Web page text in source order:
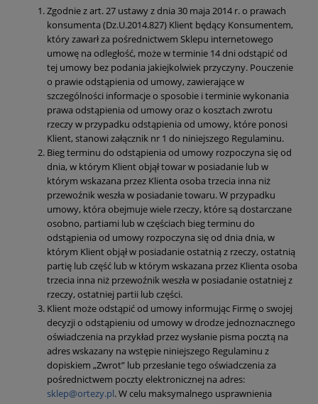
Zgodnie z art. 27 ustawy z dnia 30 maja 2014 r. o prawach
konsumenta (Dz.U.2014.827) Klient będący Konsumentem,
który zawarł za pośrednictwem Sklepu internetowego
umowę na odległość, może w terminie 14 dni odstąpić od
tej umowy bez podania jakiejkolwiek przyczyny. Pouczenie
o prawie odstąpienia od umowy, zawierające w
szczególności informacje o sposobie i terminie wykonania
prawa odstąpienia od umowy oraz o kosztach zwrotu
rzeczy w przypadku odstąpienia od umowy, które ponosi
Klient, stanowi załącznik nr 1 do niniejszego Regulaminu.
Bieg terminu do odstąpienia od umowy rozpoczyna się od
dnia, w którym Klient objął towar w posiadanie lub w
którym wskazana przez Klienta osoba trzecia inna niż
przewoźnik weszła w posiadanie towaru. W przypadku
umowy, która obejmuje wiele rzeczy, które są dostarczane
osobno, partiami lub w częściach bieg terminu do
odstąpienia od umowy rozpoczyna się od dnia dnia, w
którym Klient objął w posiadanie ostatnią z rzeczy, ostatnią
partię lub część lub w którym wskazana przez Klienta osoba
trzecia inna niż przewoźnik weszła w posiadanie ostatniej z
rzeczy, ostatniej partii lub części.
Klient może odstąpić od umowy informując Firmę o swojej
decyzji o odstąpieniu od umowy w drodze jednoznacznego
oświadczenia na przykład przez wysłanie pisma pocztą na
adres wskazany na wstępie niniejszego Regulaminu z
dopiskiem „Zwrot” lub przesłanie tego oświadczenia za
pośrednictwem poczty elektronicznej na adres:
sklep@ortezy.pl. W celu maksymalnego usprawnienia